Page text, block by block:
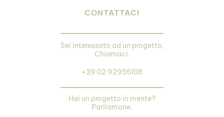
CONTATTACI
Sei interessato ad un progetto,
Chiamaci.
+39 02 92955108
Hai un progetto in mente?
Parliamone.